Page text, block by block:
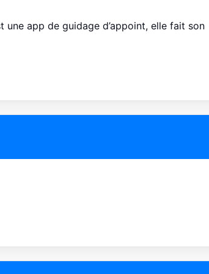
une app de guidage d’appoint, elle fait son